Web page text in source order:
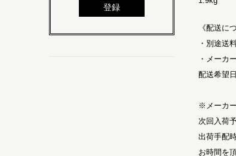
《配送に
・別途送
・メーカ
配送希望
※メーカ
次回入荷
出荷手配
お時間を